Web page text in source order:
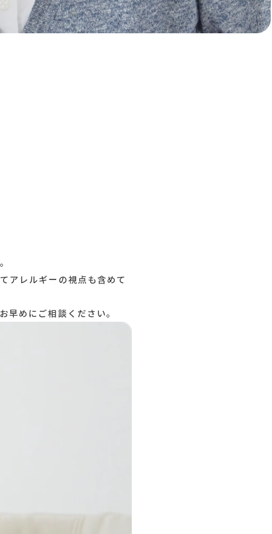
について
中心に診療しています。
あるため、必要に応じてアレルギーの視点も
る症状が続く場合は、お早めにご相談ください